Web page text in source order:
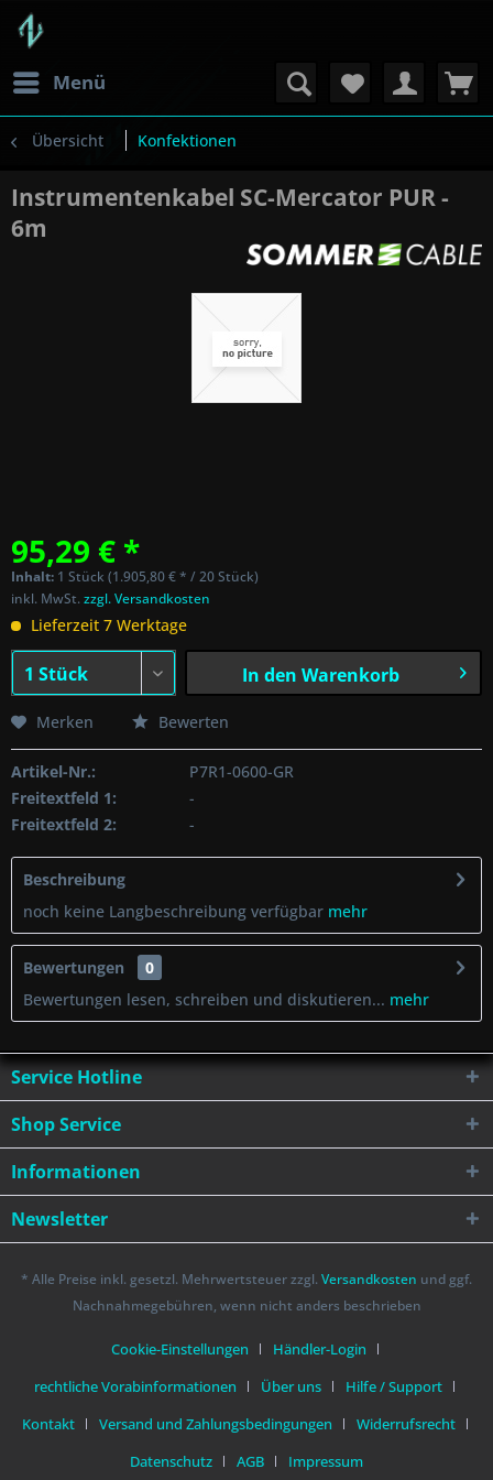
Menü
Übersicht Konfektionen
Instrumentenkabel SC-Mercator PUR -
6m
95,29 € *
Inhalt: 1 Stück (1.905,80 € * / 20 Stück)
inkl. MwSt.zzgl. Versandkosten
Lieferzeit 7 Werktage
In den Warenkorb
Merken Bewerten
Artikel-Nr.:
P7R1-0600-GR
Freitextfeld 1:
-
Freitextfeld 2:
-
Beschreibung
noch keine Langbeschreibung verfügbar mehr
Bewertungen
0
Bewertungen lesen, schreiben und diskutieren... mehr
Service Hotline
Shop Service
Informationen
Newsletter
* Alle Preise inkl. gesetzl. Mehrwertsteuer zzgl. Versandkosten und ggf.
Nachnahmegebühren, wenn nicht anders beschrieben
Cookie-Einstellungen
Händler-Login
rechtliche Vorabinformationen
Über uns
Hilfe / Support
Kontakt
Versand und Zahlungsbedingungen
Widerrufsrecht
Datenschutz
AGB Impressum